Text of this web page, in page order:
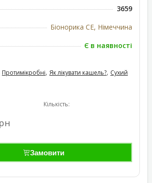
3659
Біонорика СЕ, Німеччина
Є в наявності
Протимікробні, Як лікувати кашель?, Сухий
Кількість:
Замовити